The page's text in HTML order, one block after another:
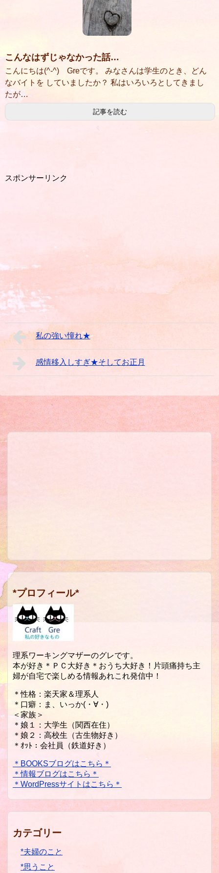
こんなはずじゃなかった話…
こんにちは(^-^) Greです。 みなさんは学生のとき、どん
なバイトを していましたか？ 私はいろいろとしてきまし
たが…
記事を読む
スポンサーリンク
私の強い憧れ★
感情移入しすぎ★そしてお正月
*プロフィール*
理系ワーキングマザーのグレです。
本が好き＊ＰＣ大好き＊おうち大好き！片頭痛持ち主
婦が自宅で楽しめる情報あれこれ発信中！
＊性格：楽天家＆理系人
＊口癖：ま、いっか(・∀・)
＜家族＞
＊娘１：大学生（関西在住）
＊娘２：高校生（古生物好き）
＊ｵｯﾄ：会社員（鉄道好き）
＊BOOKSブログはこちら＊
＊情報ブログはこちら＊
＊WordPressサイトはこちら＊
カテゴリー
*夫婦のこと
*思うこと